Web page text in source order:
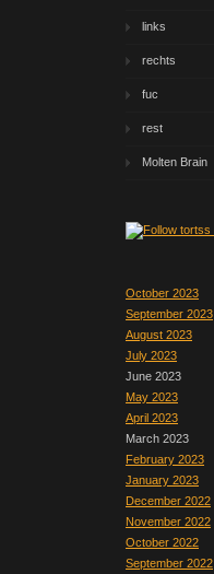
links
rechts
fuc
rest
Molten Brain
October 2023
September 2023
August 2023
July 2023
June 2023
May 2023
April 2023
March 2023
February 2023
January 2023
December 2022
November 2022
October 2022
September 2022